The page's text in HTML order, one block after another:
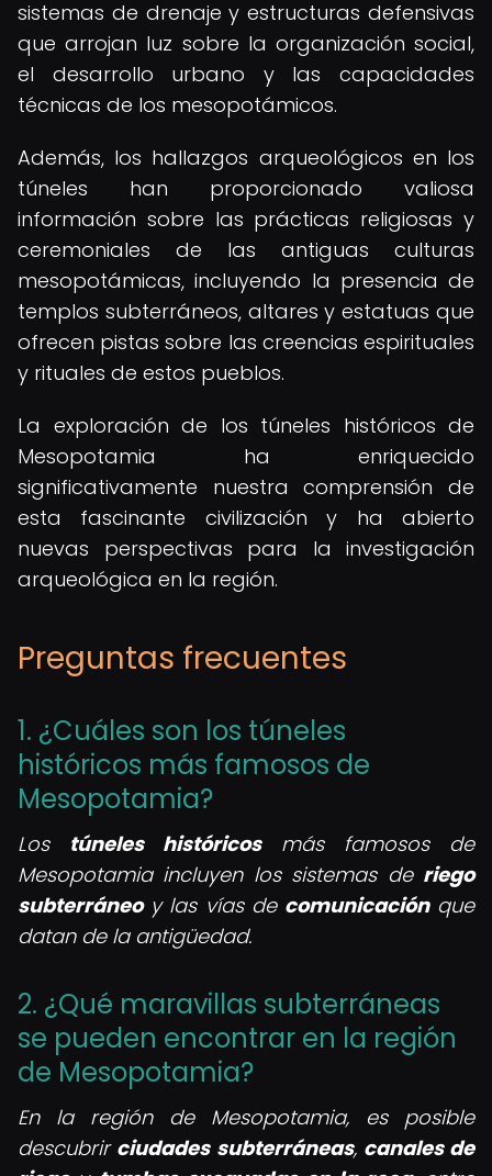
sistemas de drenaje y estructuras defensivas
que arrojan luz sobre la organización social,
el desarrollo urbano y las capacidades
técnicas de los mesopotámicos.
Además, los hallazgos arqueológicos en los
túneles han proporcionado valiosa
información sobre las prácticas religiosas y
ceremoniales de las antiguas culturas
mesopotámicas, incluyendo la presencia de
templos subterráneos, altares y estatuas que
ofrecen pistas sobre las creencias espirituales
y rituales de estos pueblos.
La exploración de los túneles históricos de
Mesopotamia ha enriquecido
significativamente nuestra comprensión de
esta fascinante civilización y ha abierto
nuevas perspectivas para la investigación
arqueológica en la región.
Preguntas frecuentes
1. ¿Cuáles son los túneles
históricos más famosos de
Mesopotamia?
Los túneles históricosmás famosos de
Mesopotamia incluyen los sistemas de riego
subterráneoy las vías de comunicaciónque
datan de la antigüedad.
2. ¿Qué maravillas subterráneas
se pueden encontrar en la región
de Mesopotamia?
En la región de Mesopotamia, es posible
descubrir ciudades subterráneas, canales de